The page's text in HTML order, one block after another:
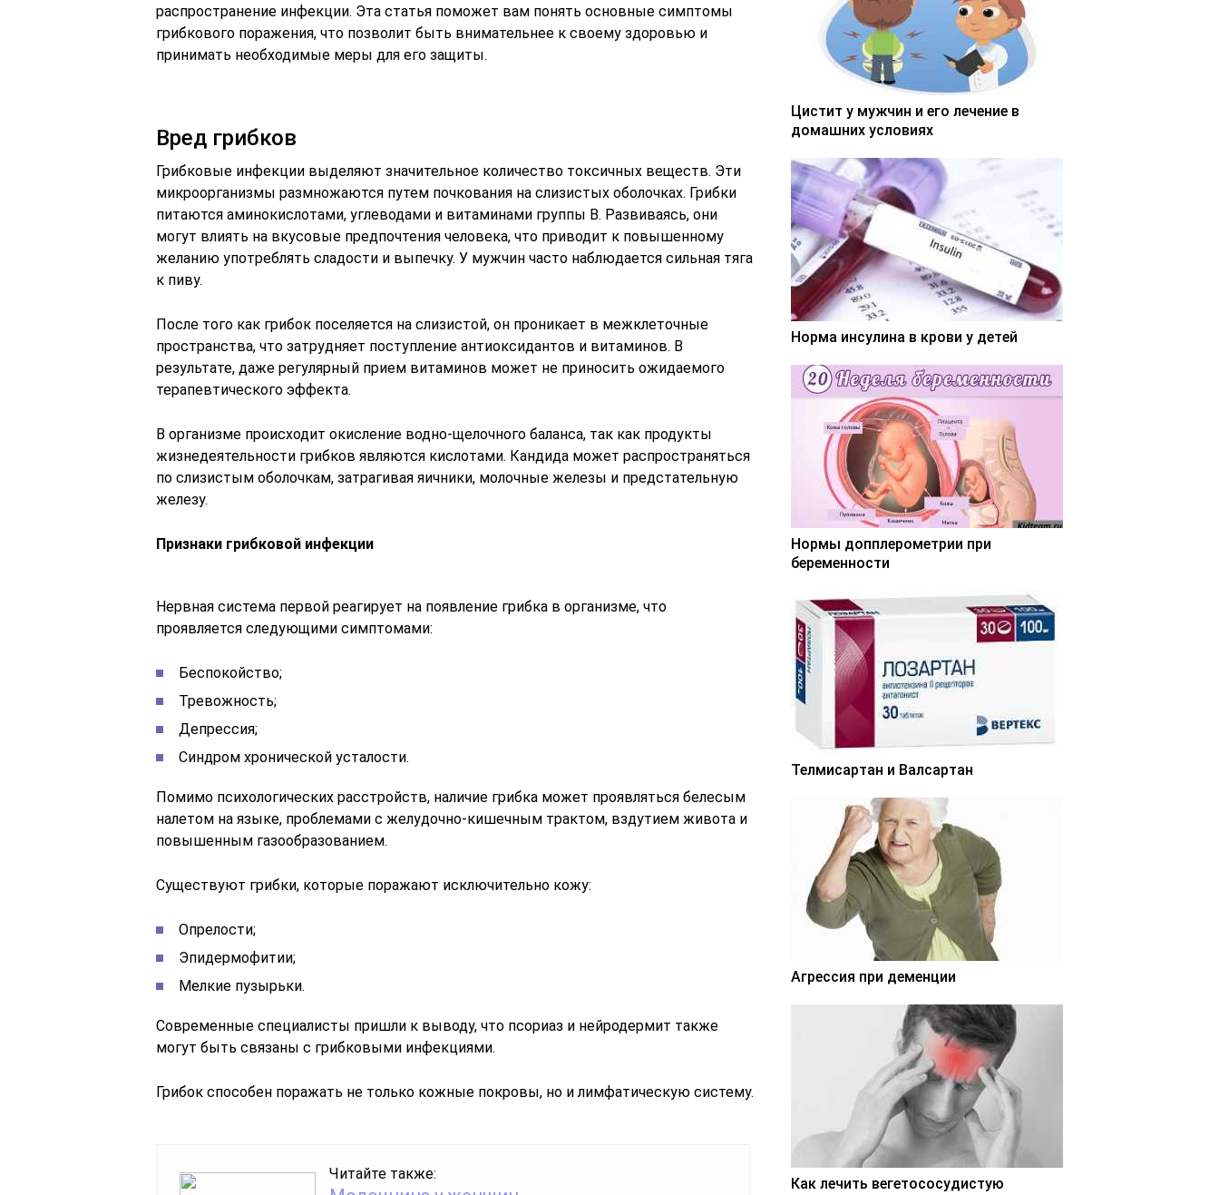
распространение инфекции. Эта статья поможет вам понять основные симптомы
грибкового поражения, что позволит быть внимательнее к своему здоровью и
принимать необходимые меры для его защиты.
Вред грибков
Грибковые инфекции выделяют значительное количество токсичных веществ. Эти
микроорганизмы размножаются путем почкования на слизистых оболочках. Грибки
питаются аминокислотами, углеводами и витаминами группы В. Развиваясь, они
могут влиять на вкусовые предпочтения человека, что приводит к повышенному
желанию употреблять сладости и выпечку. У мужчин часто наблюдается сильная тяга
к пиву.
После того как грибок поселяется на слизистой, он проникает в межклеточные
пространства, что затрудняет поступление антиоксидантов и витаминов. В
результате, даже регулярный прием витаминов может не приносить ожидаемого
терапевтического эффекта.
В организме происходит окисление водно-щелочного баланса, так как продукты
жизнедеятельности грибков являются кислотами. Кандида может распространяться
по слизистым оболочкам, затрагивая яичники, молочные железы и предстательную
железу.
Признаки грибковой инфекции
Нервная система первой реагирует на появление грибка в организме, что
проявляется следующими симптомами:
Беспокойство;
Тревожность;
Депрессия;
Синдром хронической усталости.
Помимо психологических расстройств, наличие грибка может проявляться белесым
налетом на языке, проблемами с желудочно-кишечным трактом, вздутием живота и
повышенным газообразованием.
Существуют грибки, которые поражают исключительно кожу:
Опрелости;
Эпидермофитии;
Мелкие пузырьки.
Современные специалисты пришли к выводу, что псориаз и нейродермит также
могут быть связаны с грибковыми инфекциями.
Грибок способен поражать не только кожные покровы, но и лимфатическую систему.
Читайте также:
Цистит у мужчин и его лечение в
домашних условиях
Норма инсулина в крови у детей
Нормы допплерометрии при
беременности
Телмисартан и Валсартан
Агрессия при деменции
Как лечить вегетососудистую